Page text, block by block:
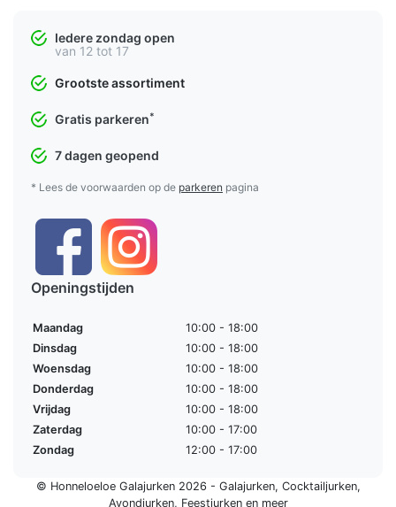
Iedere zondag open
van 12 tot 17
Grootste assortiment
Gratis parkeren*
7 dagen geopend
* Lees de voorwaarden op de parkeren pagina
Openingstijden
Maandag
10:00 - 18:00
Dinsdag
10:00 - 18:00
Woensdag
10:00 - 18:00
Donderdag
10:00 - 18:00
Vrijdag
10:00 - 18:00
Zaterdag
10:00 - 17:00
Zondag
12:00 - 17:00
© Honneloeloe Galajurken 2026 - Galajurken, Cocktailjurken,
Avondjurken, Feestjurkenen meer